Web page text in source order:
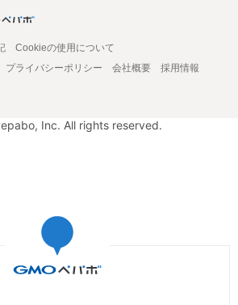
Cookieの使用について
プライバシーポリシー 会社概要
採用情報
Inc. All rights reserved.